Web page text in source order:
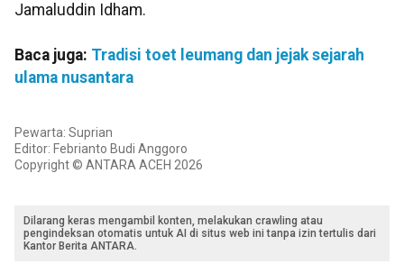
Jamaluddin Idham.
Baca juga: Tradisi toet leumang dan jejak sejarah
ulama nusantara
Pewarta: Suprian
Editor: Febrianto Budi Anggoro
Copyright © ANTARA ACEH 2026
Dilarang keras mengambil konten, melakukan crawling atau
pengindeksan otomatis untuk AI di situs web ini tanpa izin tertulis dari
Kantor Berita ANTARA.